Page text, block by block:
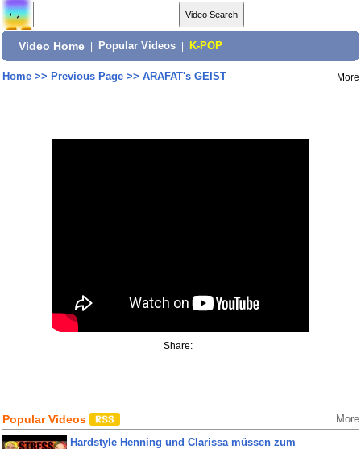
Video Home Popular Videos K-POP
Home>> Previous Page>> ARAFAT's GEIST More
Share:
Popular Videos More
Hardstyle Henning und Clarissa müssen zum